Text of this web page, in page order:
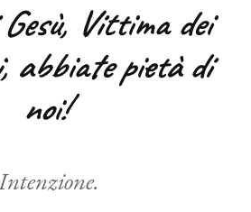
Vittima dei
abbiate pietà di
noi!